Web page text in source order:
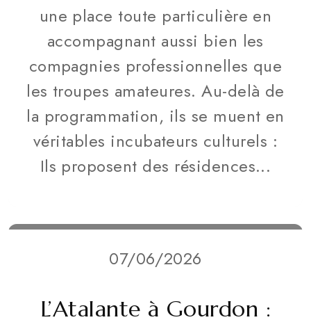
une place toute particulière en
accompagnant aussi bien les
compagnies professionnelles que
les troupes amateures. Au-delà de
la programmation, ils se muent en
véritables incubateurs culturels :
Ils proposent des résidences...
07/06/2026
L’Atalante à Gourdon :